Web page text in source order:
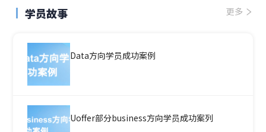
学员故事 更多
Data方向学员成功案例
Uoffer部分business方向学员成功案列